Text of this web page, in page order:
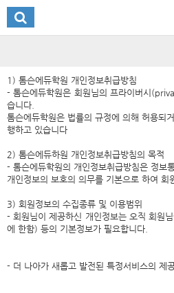
1) 톰슨에듀학원 개인정보취급방침
- 톰슨에듀학원은 회원님의 프라이버시
습니다.
톰슨에듀학원은 법률의 규정에 의해 허용되
행하고 있습니다
2) 톰슨에듀하원 개인정보취급방침의 목적
- 톰슨에듀학원의 개인정보취급방침은 정보
개인정보의 보호의 의무를 기본으로 하여
3) 회원정보의 수집종류 및 이용범위
- 회원님이 제공하신 개인정보는 오직 회원
에 한함) 등의 기본정보가 필요합니다.
- 더 나아가 새롭고 발전된 특정서비스의 제